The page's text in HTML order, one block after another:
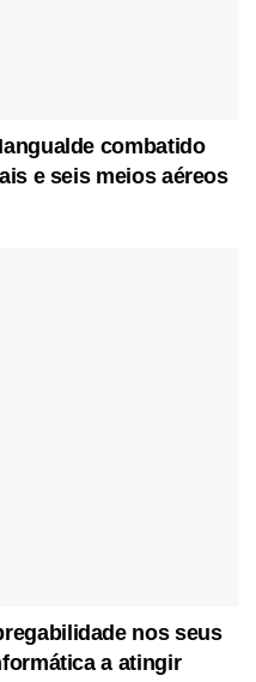
combatido
e seis meios aéreos
nos seus
a atingir